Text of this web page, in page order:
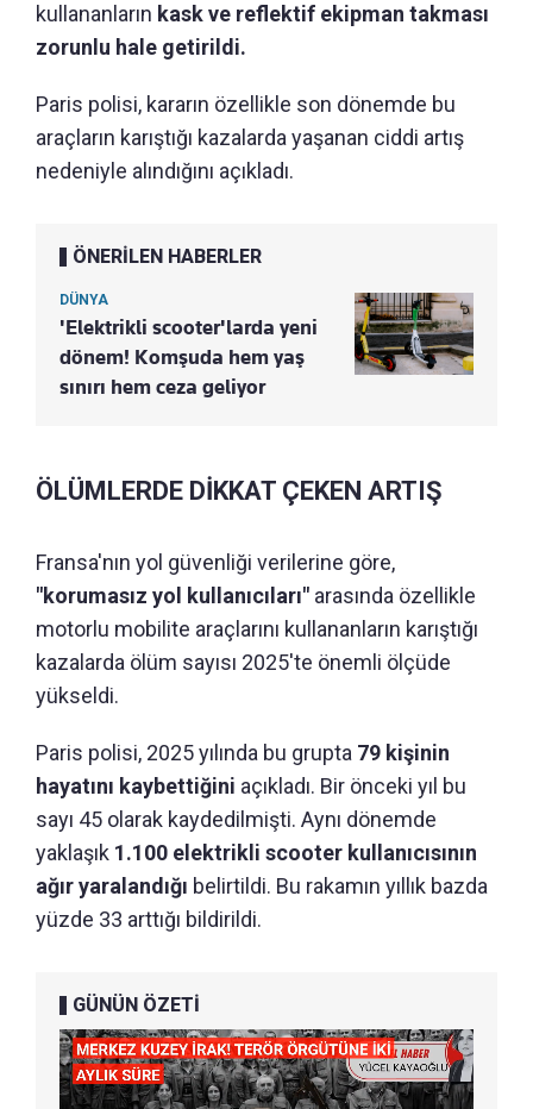
kullananların kask ve reflektif ekipman takması
zorunlu hale getirildi.
Paris polisi, kararın özellikle son dönemde bu
araçların karıştığı kazalarda yaşanan ciddi artış
nedeniyle alındığını açıkladı.
ÖNERİLEN HABERLER
DÜNYA
'Elektrikli scooter'larda yeni
dönem! Komşuda hem yaş
sınırı hem ceza geliyor
ÖLÜMLERDE DİKKAT ÇEKEN ARTIŞ
Fransa'nın yol güvenliği verilerine göre,
"korumasız yol kullanıcıları" arasında özellikle
motorlu mobilite araçlarını kullananların karıştığı
kazalarda ölüm sayısı 2025'te önemli ölçüde
yükseldi.
Paris polisi, 2025 yılında bu grupta 79 kişinin
hayatını kaybettiğini açıkladı. Bir önceki yıl bu
sayı 45 olarak kaydedilmişti. Aynı dönemde
yaklaşık 1.100 elektrikli scooter kullanıcısının
ağır yaralandığı belirtildi. Bu rakamın yıllık bazda
yüzde 33 arttığı bildirildi.
GÜNÜN ÖZETİ